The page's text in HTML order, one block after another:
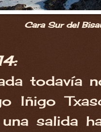
Cara Sur del
todavía
Iñigo
salida